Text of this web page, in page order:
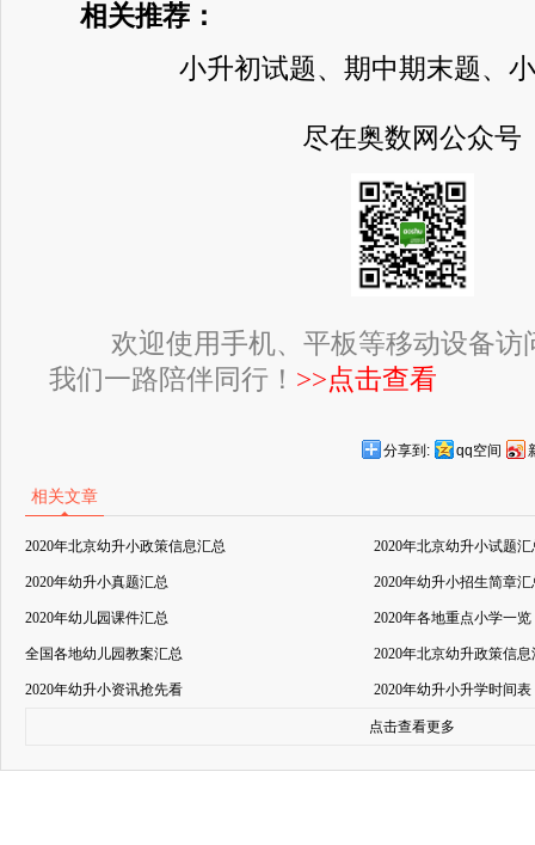
相关推荐：
小升初试题、期中期末题、
尽在奥数网公众号
欢迎使用手机、平板等移动设备访
我们一路陪伴同行！ >>点击查看
分享到: qq空间
相关文章
2020年北京幼升小政策信息汇总 2020年北京幼升小试题汇
2020年幼升小真题汇总 2020年幼升小招生简章汇
2020年幼儿园课件汇总 2020年各地重点小学一览
全国各地幼儿园教案汇总 2020年北京幼升政策信息
2020年幼升小资讯抢先看 2020年幼升小升学时间表
点击查看更多